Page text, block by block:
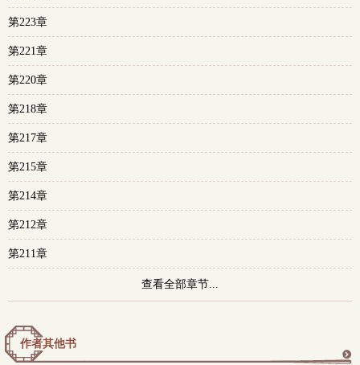
第223章
第221章
第220章
第218章
第217章
第215章
第214章
第212章
第211章
查看全部章节...
作者其他书